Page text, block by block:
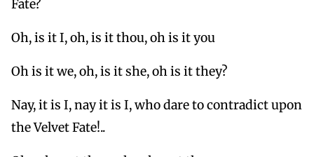
Fate?
Oh, is it I, oh, is it thou, oh is it you
Oh is it we, oh, is it she, oh is it they?
Nay, it is I, nay it is I, who dare to contradict upon
the Velvet Fate!..